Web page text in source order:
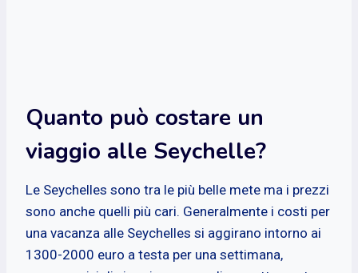
Quanto può costare un
viaggio alle Seychelle?
Le Seychelles sono tra le più belle mete ma i prezzi
sono anche quelli più cari. Generalmente i costi per
una vacanza alle Seychelles si aggirano intorno ai
1300-2000 euro a testa per una settimana,